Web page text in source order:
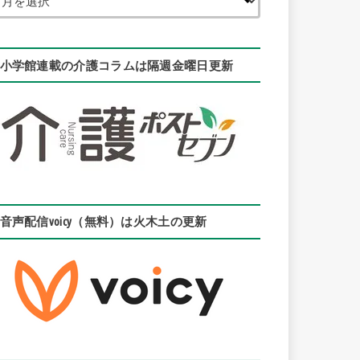
小学館連載の介護コラムは隔週金曜日更新
音声配信voicy（無料）は火木土の更新